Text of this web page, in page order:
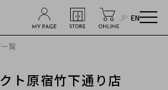
JP EN
覧
ト原宿竹下通り店